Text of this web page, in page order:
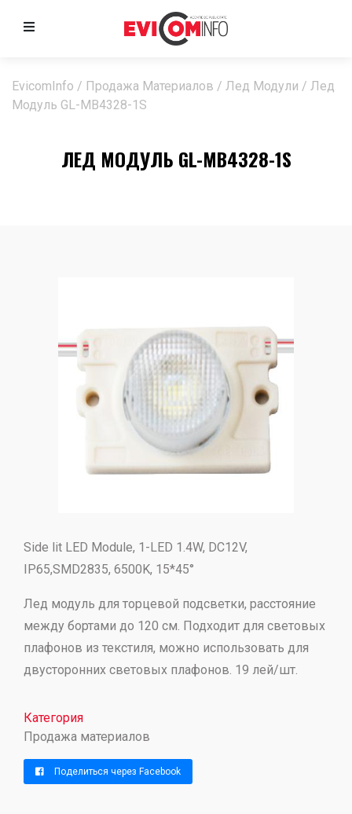
EvicomInfo / Продажа Материалов / Лед Модули / Лед
Модуль GL-MB4328-1S
ЛЕД МОДУЛЬ GL-MB4328-1S
Side lit LED Module, 1-LED 1.4W, DC12V,
IP65,SMD2835, 6500K, 15*45°
Лед модуль для торцевой подсветки, расстояние
между бортами до 120 см. Подходит для световых
плафонов из текстиля, можно использовать для
двусторонних световых плафонов. 19 лей/шт.
Категория
Продажа материалов
Поделиться через Facebook